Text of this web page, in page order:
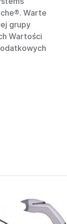
Warte
grupy
Wartości